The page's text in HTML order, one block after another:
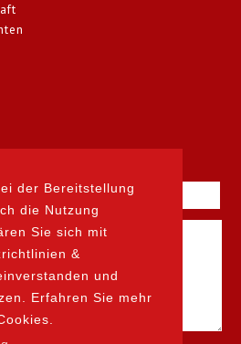
der Bereitstellung
die Nutzung
Sie sich mit
&
und
Erfahren Sie mehr